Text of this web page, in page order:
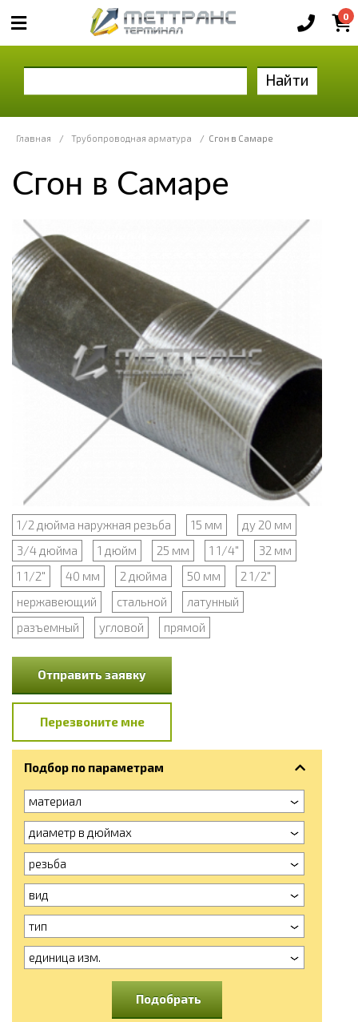
0
Найти
Главная / Трубопроводная арматура / Сгон в Самаре
Сгон в Самаре
1/2 дюйма наружная резьба 15 мм
ду 20 мм
3/4 дюйма
1 дюйм 25 мм 1 1/4"
32 мм
1 1/2"
40 мм 2 дюйма 50 мм
2 1/2"
нержавеющий
стальной
латунный
разъемный
угловой прямой
Отправить заявку
Перезвоните мне
Подбор по параметрам
материал
диаметр в дюймах
резьба
вид
тип
единица изм.
Подобрать